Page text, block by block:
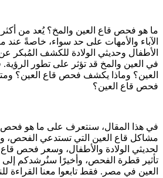
ما هو فحص قاع العين والمخ؟ يُعد من
الآباء والأمهات على حد سواء، خاصةً عند
الأطفال وحديثي الولادة للكشف
في العين والمخ قد تؤثر على تطور
العين؟ وماذا يكشف فحص قاع العين؟
فحص قاع العين؟
في هذا المقال، سنتعرف على ما هو فحص
مشاكل قاع العين التي تستدعي
لحديثي الولادة والأطفال، وسعر فحص
تأثير قطرة الفحص، وأخيرًا سنُرشدكم
العين في مصر. فقط تابعوا معنا القراءة